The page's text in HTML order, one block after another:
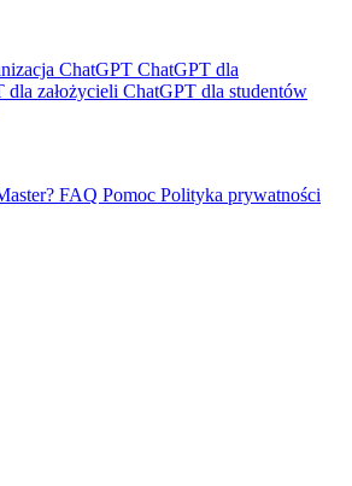
ChatGPT ChatGPT dla
dla założycieli ChatGPT dla studentów
FAQ Pomoc Polityka prywatności